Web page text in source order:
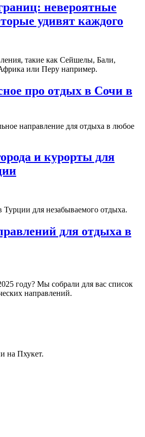
невероятные
удивят каждого
такие как Сейшелы, Бали,
или Перу например.
про отдых в Сочи в
направление для отдыха в любое
и курорты для
Турции для незабываемого отдыха.
для отдыха в
году? Мы собрали для вас список
направлений.
на Пхукет.